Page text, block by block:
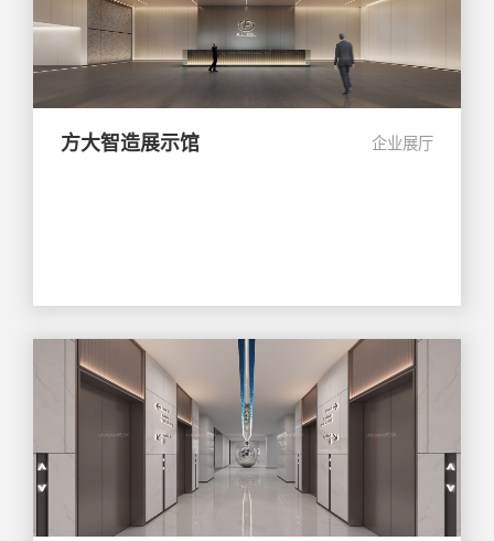
方大智造展示馆 企业展厅